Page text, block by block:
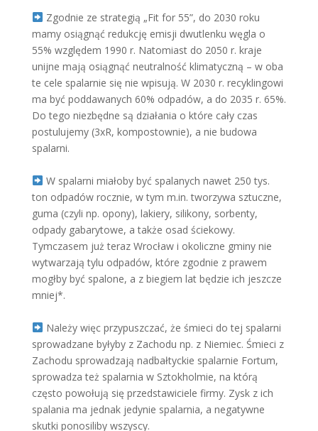
Zgodnie ze strategią „Fit for 55”, do 2030 roku
mamy osiągnąć redukcję emisji dwutlenku węgla o
55% względem 1990 r. Natomiast do 2050 r. kraje
unijne mają osiągnąć neutralność klimatyczną – w oba
te cele spalarnie się nie wpisują. W 2030 r. recyklingowi
ma być poddawanych 60% odpadów, a do 2035 r. 65%.
Do tego niezbędne są działania o które cały czas
postulujemy (3xR, kompostownie), a nie budowa
spalarni.
W spalarni miałoby być spalanych nawet 250 tys.
ton odpadów rocznie, w tym m.in. tworzywa sztuczne,
guma (czyli np. opony), lakiery, silikony, sorbenty,
odpady gabarytowe, a także osad ściekowy.
Tymczasem już teraz Wrocław i okoliczne gminy nie
wytwarzają tylu odpadów, które zgodnie z prawem
mogłby być spalone, a z biegiem lat będzie ich jeszcze
mniej*.
Należy więc przypuszczać, że śmieci do tej spalarni
sprowadzane byłyby z Zachodu np. z Niemiec. Śmieci z
Zachodu sprowadzają nadbałtyckie spalarnie Fortum,
sprowadza też spalarnia w Sztokholmie, na którą
często powołują się przedstawiciele firmy. Zysk z ich
spalania ma jednak jedynie spalarnia, a negatywne
skutki ponosiliby wszyscy.